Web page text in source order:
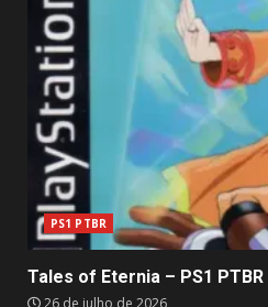
PS1 PTBR
Tales of Eternia – PS1 PTBR
26 de julho de 2026